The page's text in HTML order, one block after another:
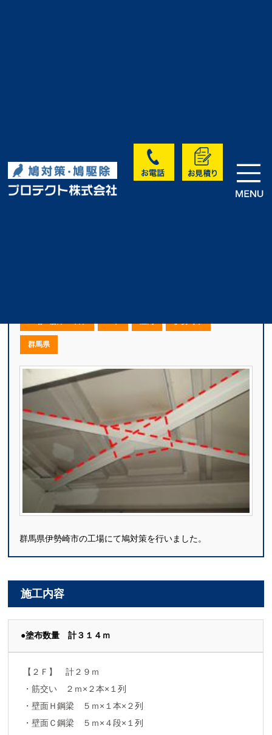
HOME >実績・お客様の声>未分類
群馬県伊勢崎市｜S様工場の鳩対
策
群馬県
群馬県伊勢崎市の工場にて鳩対策を行いました。
施工内容
●塗布数量 計３１４ｍ
【２Ｆ】 計２９ｍ
・筋交い ２ｍ×２本×１列
・壁面Ｈ鋼梁 ５ｍ×１本×２列
・壁面Ｃ鋼梁 ５ｍ×４段×１列